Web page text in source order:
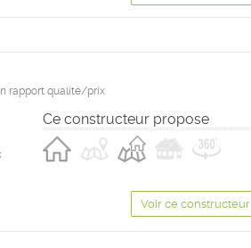
rapport qualité/prix
Ce constructeur propose
Voir ce constructeur